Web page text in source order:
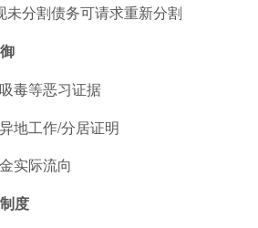
未分割债务可请求重新分割
毒等恶习证据
地工作/分居证明
实际流向
度